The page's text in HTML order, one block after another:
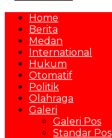
Home
Berita
Medan
International
Hukum
Otomatif
Politik
Olahraga
Galeri
Galeri Pos
Standar Pos